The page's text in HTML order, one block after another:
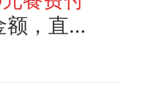
，直接